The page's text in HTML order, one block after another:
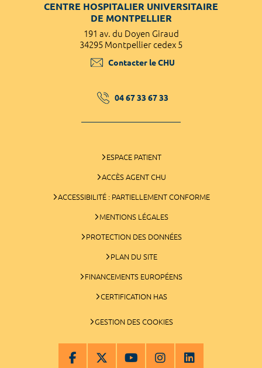
CENTRE HOSPITALIER UNIVERSITAIRE
DE MONTPELLIER
191 av. du Doyen Giraud
34295 Montpellier cedex 5
Contacter le CHU
04 67 33 67 33
ESPACE PATIENT
ACCÈS AGENT CHU
ACCESSIBILITÉ : PARTIELLEMENT CONFORME
MENTIONS LÉGALES
PROTECTION DES DONNÉES
PLAN DU SITE
FINANCEMENTS EUROPÉENS
CERTIFICATION HAS
GESTION DES COOKIES